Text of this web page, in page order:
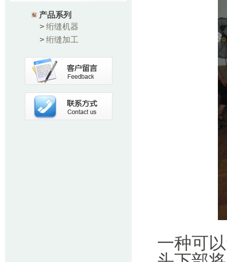
产品系列
> 绗缝机器
> 绗缝加工
一种可